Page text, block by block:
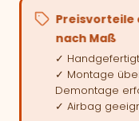
Preisvorteile
nach Maß
✓
✓ Montage
Demontage
✓ Airbag